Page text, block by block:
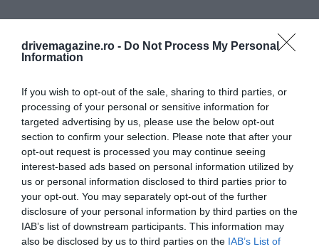
drivemagazine.ro - Do Not Process My Personal
Information
If you wish to opt-out of the sale, sharing to third parties, or
processing of your personal or sensitive information for
targeted advertising by us, please use the below opt-out
section to confirm your selection. Please note that after your
opt-out request is processed you may continue seeing
interest-based ads based on personal information utilized by
us or personal information disclosed to third parties prior to
your opt-out. You may separately opt-out of the further
disclosure of your personal information by third parties on the
IAB’s list of downstream participants. This information may
also be disclosed by us to third parties on the IAB’s List of